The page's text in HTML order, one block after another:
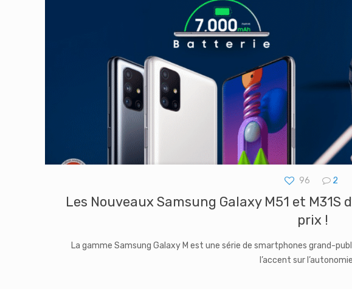
96 2
Les Nouveaux Samsung Galaxy M51 et
prix !
La gamme Samsung Galaxy M est une série de smartphones grand-
l’accent sur l’autonomie